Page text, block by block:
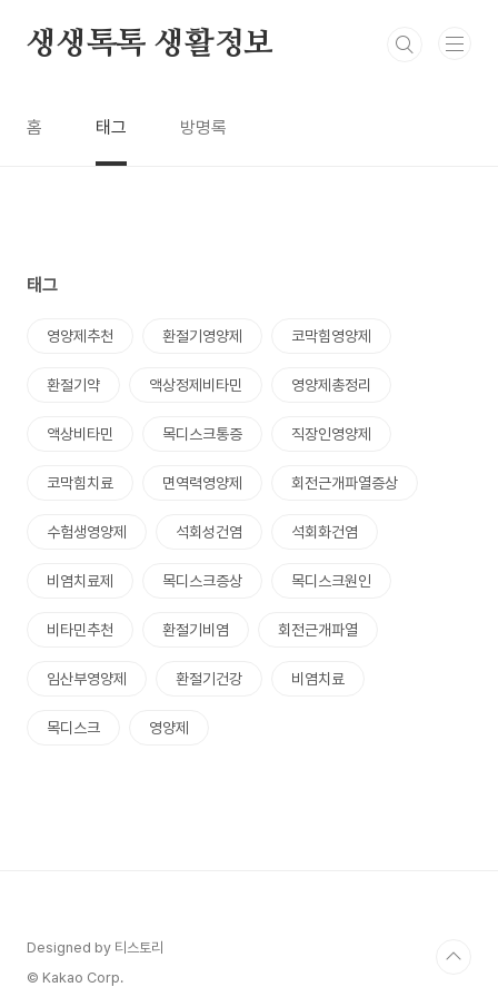
생생톡톡 생활정보
홈 태그 방명록
태그
영양제추천 환절기영양제 코막힘영양제
환절기약 액상정제비타민 영양제총정리
액상비타민 목디스크통증 직장인영양제
코막힘치료 면역력영양제 회전근개파열증상
수험생영양제 석회성건염 석회화건염
비염치료제 목디스크증상 목디스크원인
비타민추천 환절기비염 회전근개파열
임산부영양제 환절기건강 비염치료
목디스크 영양제
Designed by 티스토리
© Kakao Corp.